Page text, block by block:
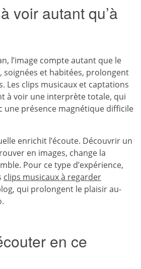
voir autant qu’à
l’image compte autant que le
soignées et habitées, prolongent
Les clips musicaux et captations
à voir une interprète totale, qui
une présence magnétique difficile
enrichit l’écoute. Découvrir un
en images, change la
Pour ce type d’expérience,
clips musicaux à regarder
qui prolongent le plaisir au-
en ce